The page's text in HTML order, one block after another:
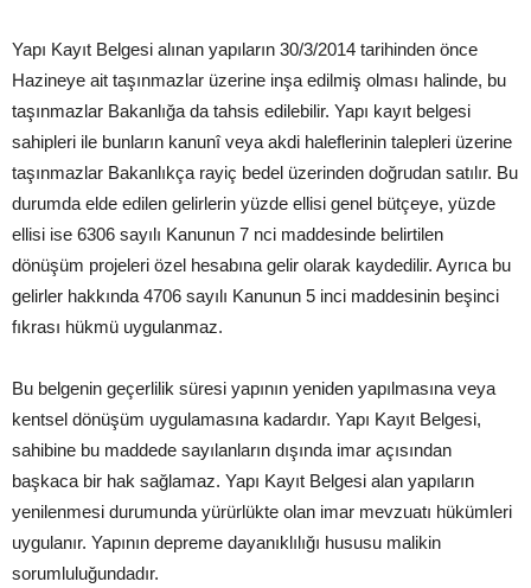
Yapı Kayıt Belgesi alınan yapıların 30/3/2014 tarihinden önce
Hazineye ait taşınmazlar üzerine inşa edilmiş olması halinde, bu
taşınmazlar Bakanlığa da tahsis edilebilir. Yapı kayıt belgesi
sahipleri ile bunların kanunî veya akdi haleflerinin talepleri üzerine
taşınmazlar Bakanlıkça rayiç bedel üzerinden doğrudan satılır. Bu
durumda elde edilen gelirlerin yüzde ellisi genel bütçeye, yüzde
ellisi ise 6306 sayılı Kanunun 7 nci maddesinde belirtilen
dönüşüm projeleri özel hesabına gelir olarak kaydedilir. Ayrıca bu
gelirler hakkında 4706 sayılı Kanunun 5 inci maddesinin beşinci
fıkrası hükmü uygulanmaz.
Bu belgenin geçerlilik süresi yapının yeniden yapılmasına veya
kentsel dönüşüm uygulamasına kadardır. Yapı Kayıt Belgesi,
sahibine bu maddede sayılanların dışında imar açısından
başkaca bir hak sağlamaz. Yapı Kayıt Belgesi alan yapıların
yenilenmesi durumunda yürürlükte olan imar mevzuatı hükümleri
uygulanır. Yapının depreme dayanıklılığı hususu malikin
sorumluluğundadır.